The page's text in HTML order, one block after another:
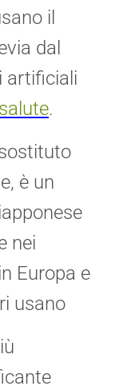
il
dal
artificiali
.
è un
nei
Europa e
usano